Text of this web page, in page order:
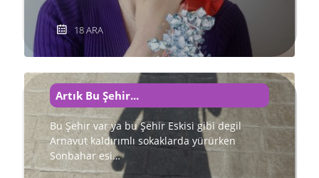
18 ARA
Artık Bu Şehir...
Bu Şehir var ya bu Şehir Eskisi gibi degil
Arnavut kaldırımlı sokaklarda yürürken
Sonbahar esi…